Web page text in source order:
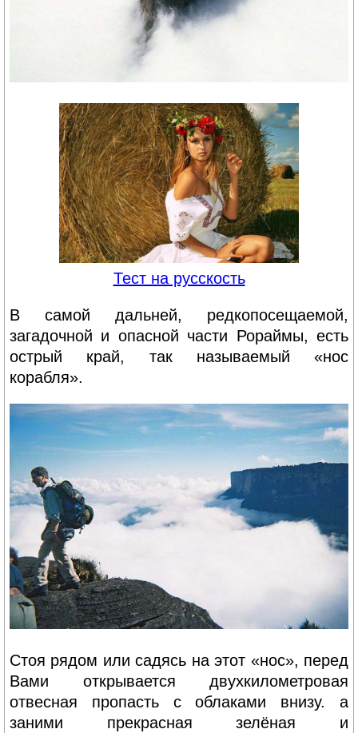
Тест на русскость
В самой дальней, редкопосещаемой,
загадочной и опасной части Рораймы, есть
острый край, так называемый «нос
корабля».
Стоя рядом или садясь на этот «нос», перед
Вами открывается двухкилометровая
отвесная пропасть с облаками внизу. а
заними прекрасная зелёная и